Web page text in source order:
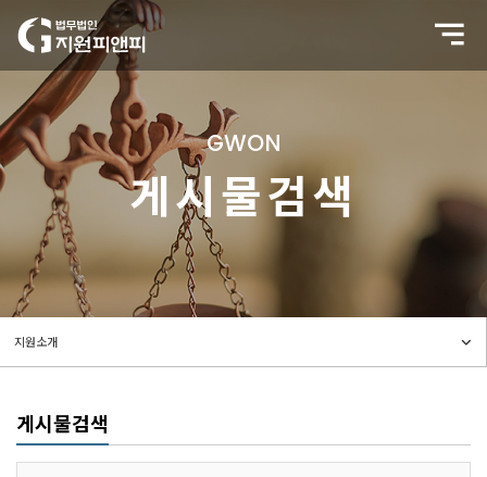
GWON
게시물검색
게시물검색